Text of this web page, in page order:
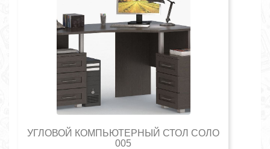
УГЛОВОЙ КОМПЬЮТЕРНЫЙ СТОЛ СОЛО
005